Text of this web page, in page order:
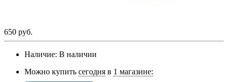
650 руб.
Наличие: В наличии
Можно купить сегодня в 1 магазине: